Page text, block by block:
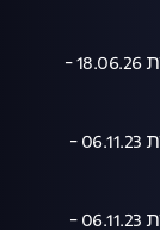
המהדורה המרכזית 18.06.26 -
המהדורה המרכזית 06.11.23 -
המהדורה המרכזית 06.11.23 -